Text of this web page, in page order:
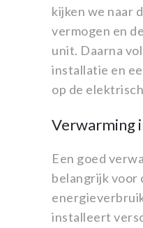
kijken we naar
vermogen en
unit. Daarna
installatie en
op de
Verwarming
Een goed
belangrijk voor
installeert